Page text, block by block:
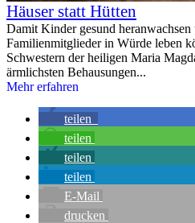
Häuser statt Hütten
Damit Kinder gesund
Familienmitglieder in Würde leben
Schwestern der heiligen Maria
ärmlichsten Behausungen...
Mehr erfahren
teilen
teilen
teilen
teilen
E-Mail
drucken